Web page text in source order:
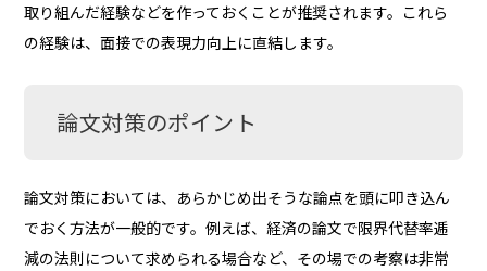
取り組んだ経験などを作っておくことが推奨されます。これら
の経験は、面接での表現力向上に直結します。
論文対策のポイント
論文対策においては、あらかじめ出そうな論点を頭に叩き込ん
でおく方法が一般的です。例えば、経済の論文で限界代替率逓
減の法則について求められる場合など、その場での考察は非常